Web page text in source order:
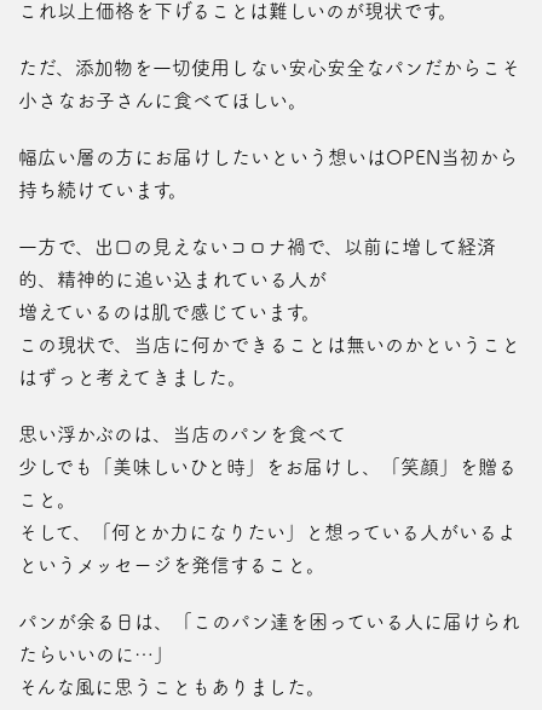
これ以上価格を下げることは難しいのが現状です。
ただ、添加物を一切使用しない安心安全なパンだからこそ
小さなお子さんに食べてほしい。
幅広い層の方にお届けしたいという想いはOPEN当初から
持ち続けています。
一方で、出口の見えないコロナ禍で、以前に増して経済
的、精神的に追い込まれている人が
増えているのは肌で感じています。
この現状で、当店に何かできることは無いのかということ
はずっと考えてきました。
思い浮かぶのは、当店のパンを食べて
少しでも「美味しいひと時」をお届けし、「笑顔」を贈る
こと。
そして、「何とか力になりたい」と想っている人がいるよ
というメッセージを発信すること。
パンが余る日は、「このパン達を困っている人に届けられ
たらいいのに…」
そんな風に思うこともありました。